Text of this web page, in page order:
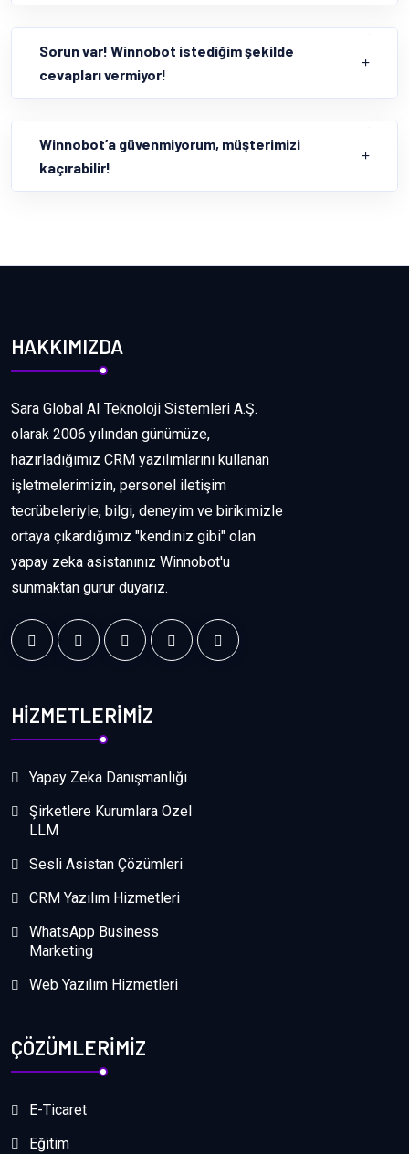
Sorun var! Winnobot istediğim şekilde
cevapları vermiyor!
Winnobot’a güvenmiyorum, müşterimizi
kaçırabilir!
HAKKIMIZDA
Sara Global AI Teknoloji Sistemleri A.Ş.
olarak 2006 yılından günümüze,
hazırladığımız CRM yazılımlarını kullanan
işletmelerimizin, personel iletişim
tecrübeleriyle, bilgi, deneyim ve birikimizle
ortaya çıkardığımız "kendiniz gibi" olan
yapay zeka asistanınız Winnobot'u
sunmaktan gurur duyarız.
HİZMETLERİMİZ
Yapay Zeka Danışmanlığı
Şirketlere Kurumlara Özel
LLM
Sesli Asistan Çözümleri
CRM Yazılım Hizmetleri
WhatsApp Business
Marketing
Web Yazılım Hizmetleri
ÇÖZÜMLERİMİZ
E-Ticaret
Eğitim